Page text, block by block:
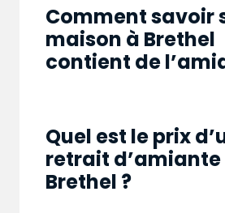
Comment savoir
maison à Brethel
contient de
Quel est le prix
retrait d’amiante
Brethel ?